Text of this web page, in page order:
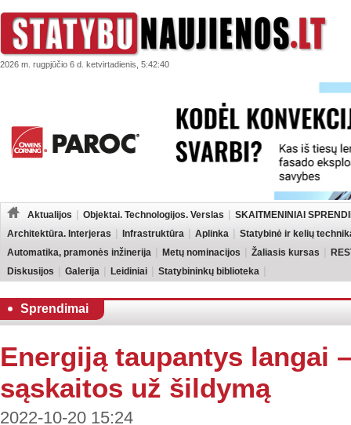
2026 m. rugpjūčio 6 d. ketvirtadienis, 5:42:40
Aktualijos Objektai. Technologijos. Verslas
SKAITMENINIAI
Architektūra. Interjeras
Infrastruktūra Aplinka
Statybinė ir kelių
Automatika, pramonės inžinerija
Metų nominacijos Žaliasis kursas
Diskusijos
Galerija Leidiniai Statybininkų biblioteka
Sprendimai
Energiją taupantys langai
sąskaitos už šildymą
2022-10-20 15:24